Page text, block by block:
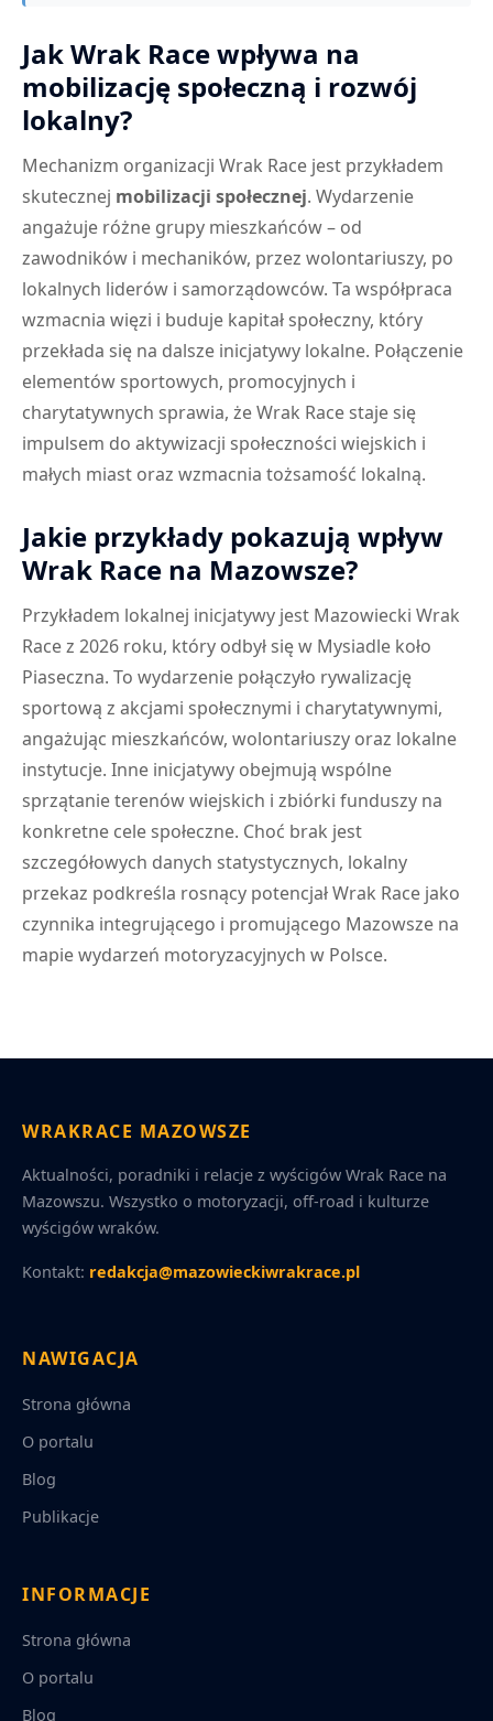
Jak Wrak Race wpływa na
mobilizację społeczną i rozwój
lokalny?
Mechanizm organizacji Wrak Race jest przykładem
skutecznej mobilizacji społecznej. Wydarzenie
angażuje różne grupy mieszkańców – od
zawodników i mechaników, przez wolontariuszy, po
lokalnych liderów i samorządowców. Ta współpraca
wzmacnia więzi i buduje kapitał społeczny, który
przekłada się na dalsze inicjatywy lokalne. Połączenie
elementów sportowych, promocyjnych i
charytatywnych sprawia, że Wrak Race staje się
impulsem do aktywizacji społeczności wiejskich i
małych miast oraz wzmacnia tożsamość lokalną.
Jakie przykłady pokazują wpływ
Wrak Race na Mazowsze?
Przykładem lokalnej inicjatywy jest Mazowiecki Wrak
Race z 2026 roku, który odbył się w Mysiadle koło
Piaseczna. To wydarzenie połączyło rywalizację
sportową z akcjami społecznymi i charytatywnymi,
angażując mieszkańców, wolontariuszy oraz lokalne
instytucje. Inne inicjatywy obejmują wspólne
sprzątanie terenów wiejskich i zbiórki funduszy na
konkretne cele społeczne. Choć brak jest
szczegółowych danych statystycznych, lokalny
przekaz podkreśla rosnący potencjał Wrak Race jako
czynnika integrującego i promującego Mazowsze na
mapie wydarzeń motoryzacyjnych w Polsce.
WRAKRACE MAZOWSZE
Aktualności, poradniki i relacje z wyścigów Wrak Race na
Mazowszu. Wszystko o motoryzacji, off-road i kulturze
wyścigów wraków.
Kontakt: redakcja@mazowieckiwrakrace.pl
NAWIGACJA
Strona główna
O portalu
Blog
Publikacje
INFORMACJE
Strona główna
O portalu
Blog